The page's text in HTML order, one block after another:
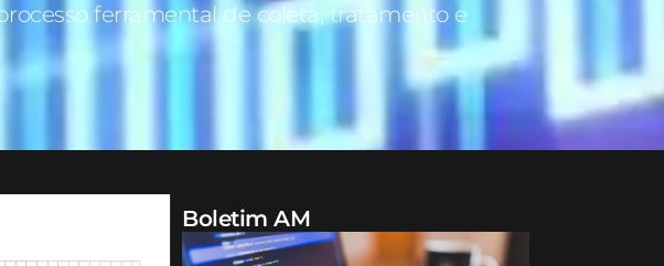
ferramental de coleta, tratamento e
Boletim AM